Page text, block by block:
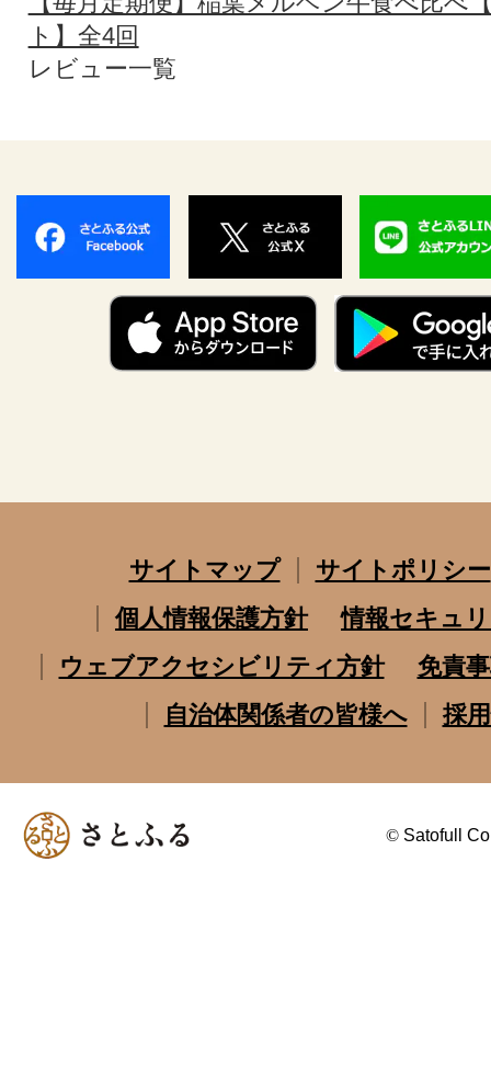
ト】全4回
レビュー一覧
サイトマップ
サイトポリシー
個人情報保護方針
情報セキュ
ウェブアクセシビリティ方針
免責
自治体関係者の皆様へ
採
© Satofull